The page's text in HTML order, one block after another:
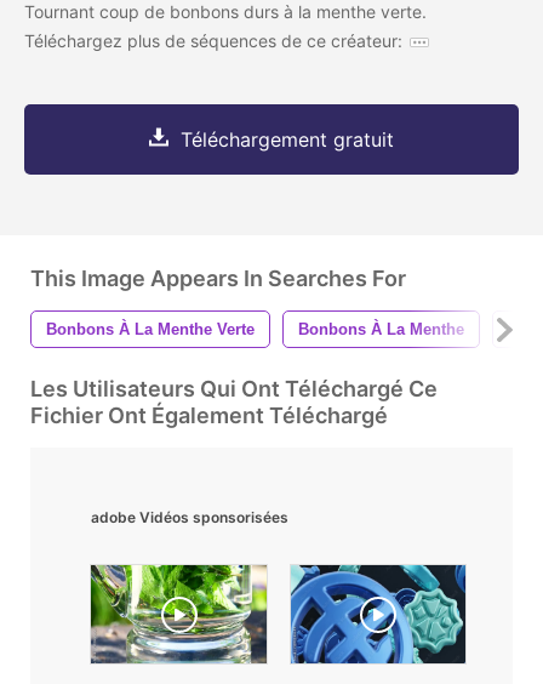
Tournant coup de bonbons durs à la menthe verte.
Téléchargez plus de séquences de ce créateur:
Téléchargement gratuit
This Image Appears In Searches For
Bonbons À La Menthe Verte Bonbons À La Menthe Des
Les Utilisateurs Qui Ont Téléchargé Ce
Fichier Ont Également Téléchargé
adobe Vidéos sponsorisées